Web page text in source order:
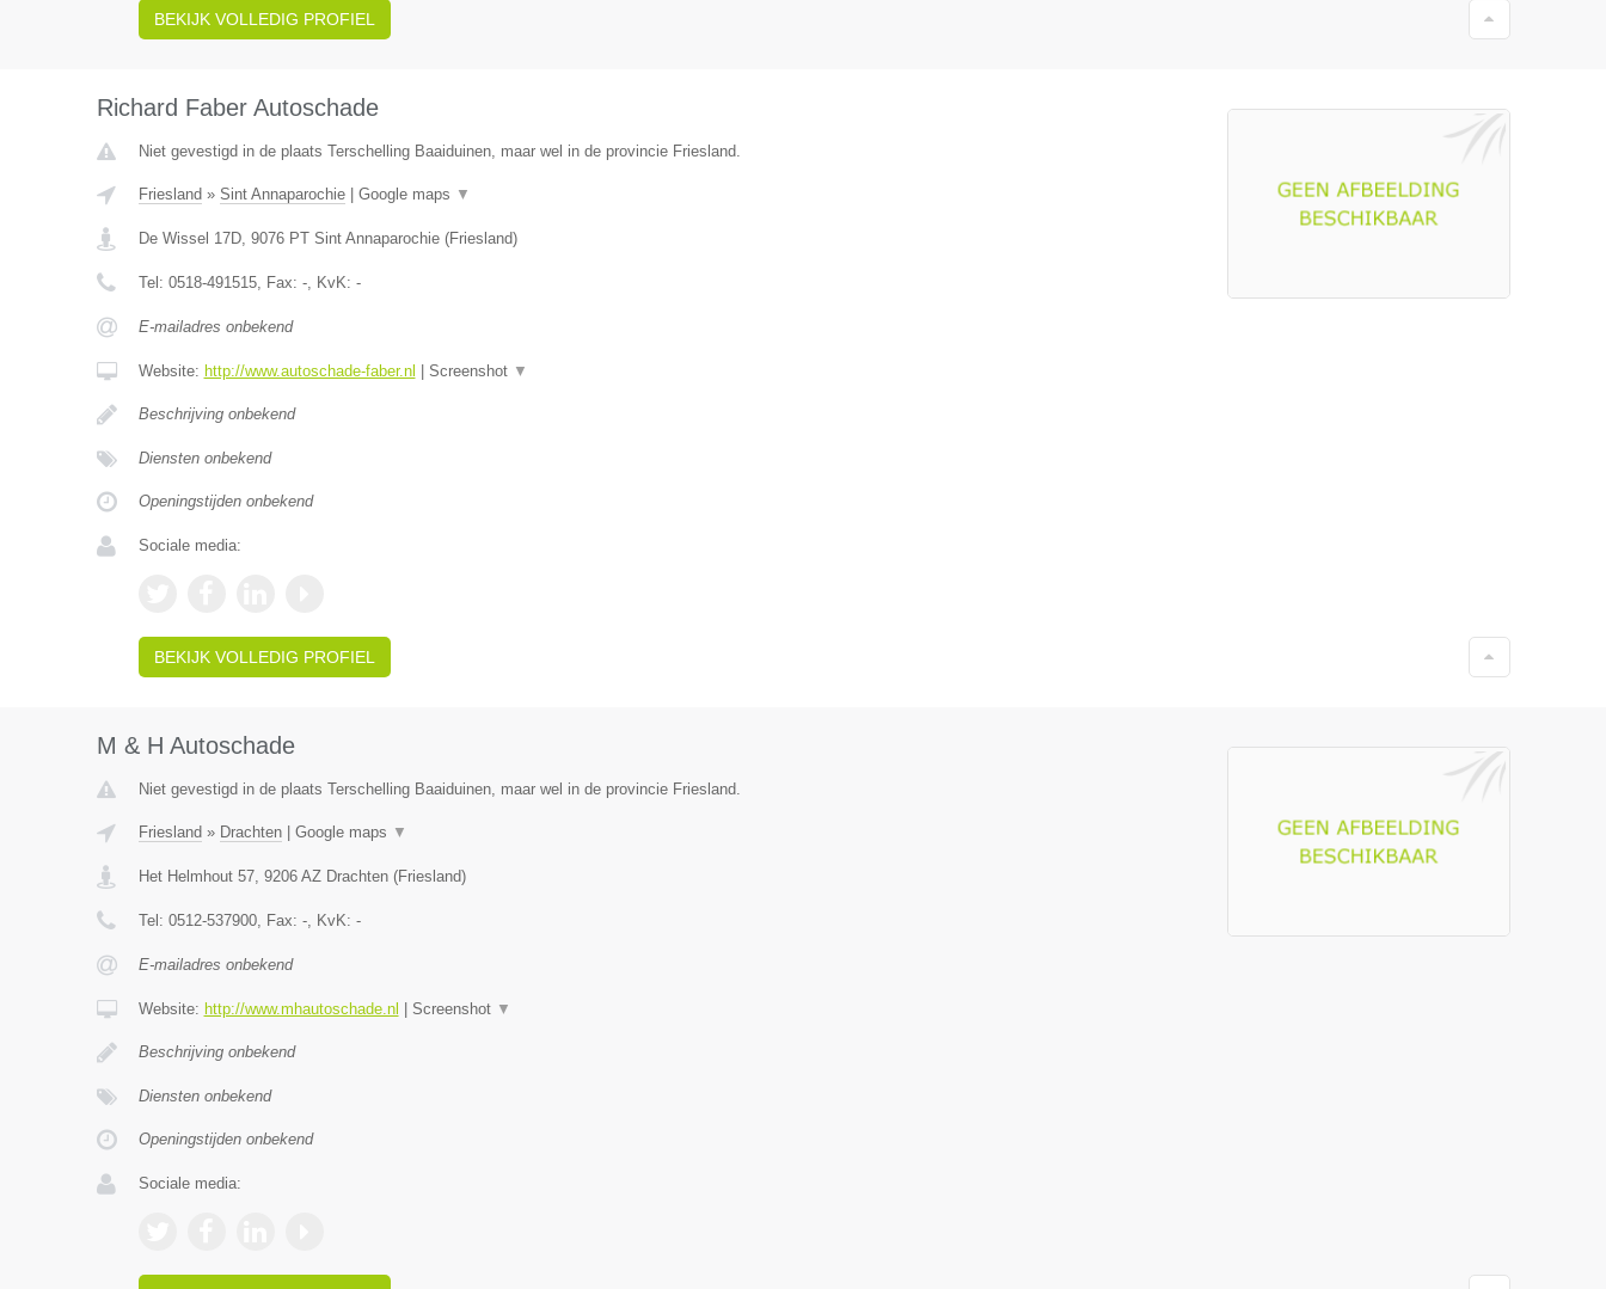
BEKIJK VOLLEDIG PROFIEL
Richard Faber Autoschade
Niet gevestigd in de plaats Terschelling Baaiduinen, maar wel in de provincie Friesland.
Friesland » Sint Annaparochie| Google maps ▼
De Wissel 17D, 9076 PT Sint Annaparochie(Friesland)
Tel: 0518-491515, Fax: -, KvK: -
E-mailadres onbekend
Website: http://www.autoschade-faber.nl Screenshot ▼
Beschrijving onbekend
Diensten onbekend
Openingstijden onbekend
Sociale media:
BEKIJK VOLLEDIG PROFIEL
M & H Autoschade
Niet gevestigd in de plaats Terschelling Baaiduinen, maar wel in de provincie Friesland.
Friesland » Drachten| Google maps ▼
Het Helmhout 57, 9206 AZ Drachten(Friesland)
Tel: 0512-537900, Fax: -, KvK: -
E-mailadres onbekend
Website: http://www.mhautoschade.nl Screenshot ▼
Beschrijving onbekend
Diensten onbekend
Openingstijden onbekend
Sociale media: